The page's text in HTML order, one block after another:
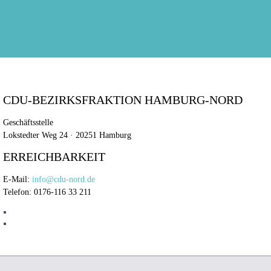
CDU-BEZIRKSFRAKTION HAMBURG-NORD
Geschäftsstelle
Lokstedter Weg 24 · 20251 Hamburg
ERREICHBARKEIT
E-Mail: info@cdu-nord.de
Telefon: 0176-116 33 211